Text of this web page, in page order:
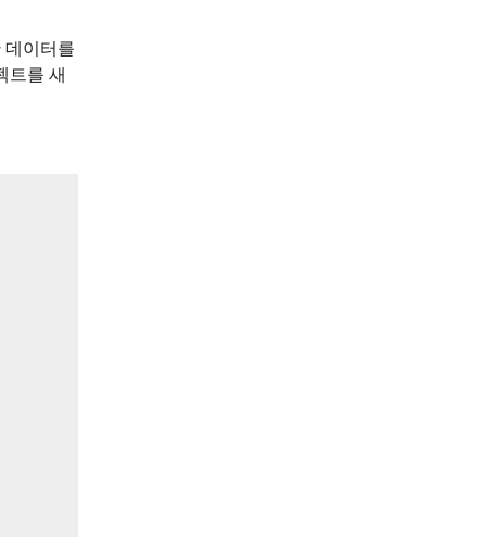
데이터를
트를 새